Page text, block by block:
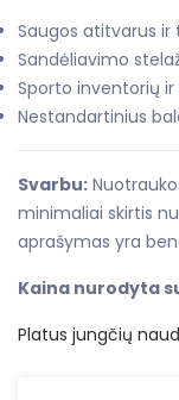
Saugos atitvarus ir
Sandėliavimo
Sporto inventorių ir
Nestandartinius
Svarbu:
minimaliai skirtis
aprašymas yra
Kaina nurodyta
Platus jungčių